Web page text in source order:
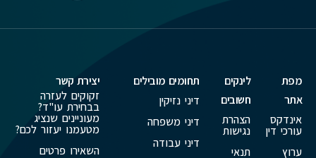
מפת
אתר
אינדקס
עורכי דין
ערוץ
לינקים
חשובים
הצהרת
נגישות
תנאי
תחומים מובילים
דיני נזיקין
דיני משפחה
דיני עבודה
יצירת קשר
זקוקים לעזרה
בבחירת עו"ד?
מעוניינים שנציג
מטעמנו יעזור לכם?
השאירו פרטים